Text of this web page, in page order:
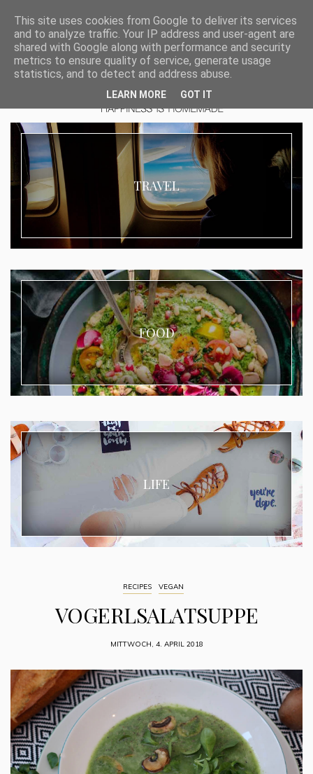
TRAVEL
FOOD
LIFE
RECIPES VEGAN
VOGERLSALATSUPPE
MITTWOCH, 4. APRIL 2018
This site uses cookies from Google to deliver its services
and to analyze traffic. Your IP address and user-agent are
shared with Google along with performance and security
metrics to ensure quality of service, generate usage
statistics, and to detect and address abuse.
LEARN MORE GOT IT